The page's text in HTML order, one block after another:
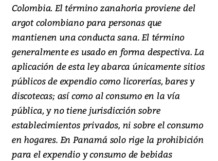
Colombia. El término zanahoria proviene del
argot colombiano para personas que
mantienen una conducta sana. El término
generalmente es usado en forma despectiva. La
aplicación de esta ley abarca únicamente sitios
públicos de expendio como licorerías, bares y
discotecas; así como al consumo en la vía
pública, y no tiene jurisdicción sobre
establecimientos privados, ni sobre el consumo
en hogares. En Panamá solo rige la prohibición
para el expendio y consumo de bebidas